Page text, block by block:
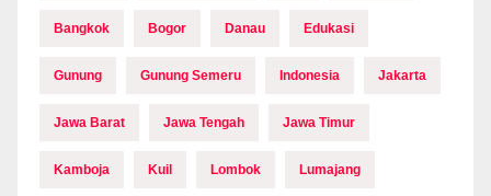
Bangkok Bogor Danau Edukasi
Gunung Gunung Semeru Indonesia Jakarta
Jawa Barat Jawa Tengah Jawa Timur
Kamboja Kuil Lombok Lumajang